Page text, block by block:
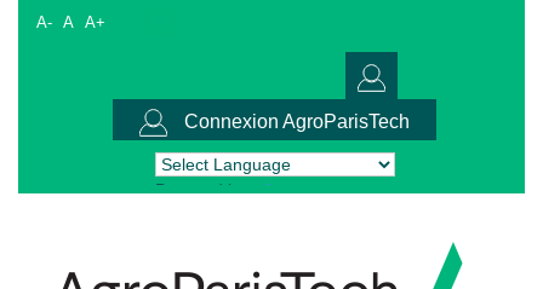
A- A A+
Connexion AgroParisTech
Powered by Translate